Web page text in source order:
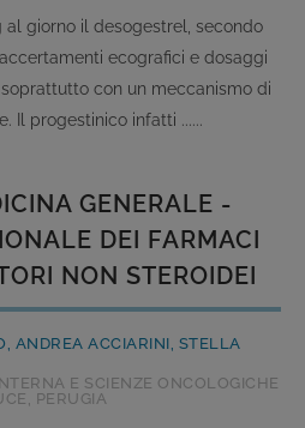
al giorno il desogestrel, secondo
ecografici e dosaggi
con un meccanismo di
Il progestinico infatti ......
GENERALE -
DEI FARMACI
NON STEROIDEI
ANDREA ACCIARINI, STELLA
E SCIENZE ONCOLOGICHE
PERUGIA